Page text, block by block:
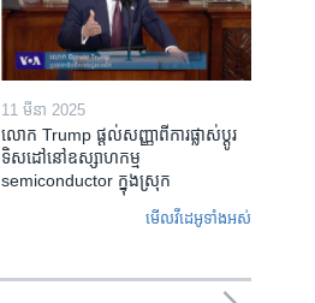
11 មីនា 2025
លោក Trump ផ្តល់សញ្ញាពីការផ្លាស់ប្តូរ
ទិសដៅនៅឧស្សាហកម្ម
semiconductor ក្នុងស្រុក
មើល​វីដេអូ​ទាំង​អស់